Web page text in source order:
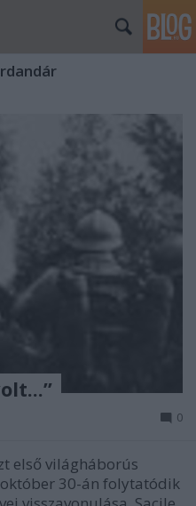
0
első világháborús
30-án folytatódik